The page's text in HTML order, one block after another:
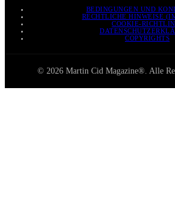
BEDINGUNGEN UND
RECHTLICHE HINWEISE
COOKIE-
COPYRIGHTS
© 2026 Martin Cid Magazine®. Alle